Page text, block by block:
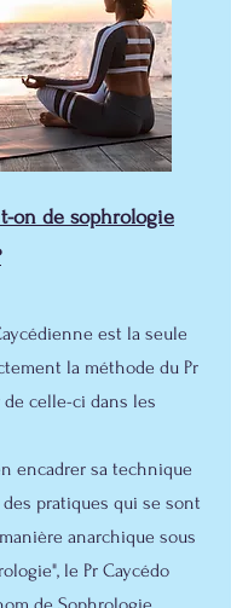
on de sophrologie
est la seule
la méthode du Pr
de celle-ci dans les
encadrer sa technique
pratiques qui se sont
anarchique sous
le Pr Caycédo